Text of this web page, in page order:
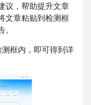
议，帮助提升文章
文章粘贴到检测框
框内，即可得到详